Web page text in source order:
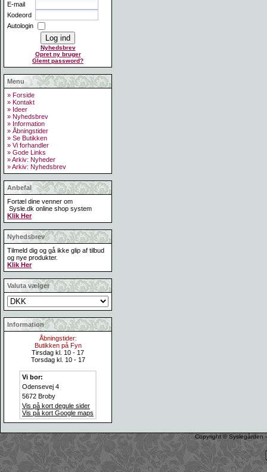
E-mail
Kodeord
Autologin
Nyhedsbrev
Opret ny bruger
Glemt password?
Menu
» Forside
» Kontakt
» Ideer
» Nyhedsbrev
» Information
» Åbningstider
» Se Butikken
» Vi forhandler
» Gode Links
» Arkiv: Nyheder
» Arkiv: Nyhedsbrev
Anbefal
Fortæl dine venner om
Sysle.dk online shop system
Klik Her
Nyhedsbrev
Tilmeld dig og gå ikke glip af tilbud
og nye produkter.
Klik Her
Valuta vælger
Information
Åbningstider:
Butikken på Fyn
Tirsdag kl. 10 - 17
Torsdag kl. 10 - 17
Vi bor:
Odensevej 4
5672 Broby
Vis på kort degule sider
Vis på kort Google maps
Copyright © Syslegården